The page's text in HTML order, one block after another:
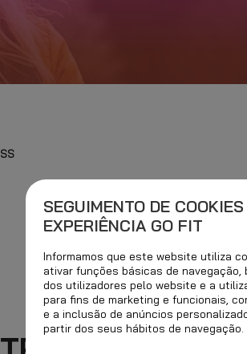
SEGUIMENTO DE
EXPERIÊNCIA GO FIT
Informamos que este website utiliza
ativar funções básicas de navegação,
dos utilizadores pelo website e a
para fins de marketing e funcionais,
e a inclusão de anúncios
partir dos seus hábitos de navegação.